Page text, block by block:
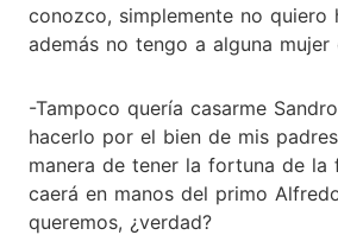
conozco, simplemente no quiero
además no tengo a alguna mujer
-Tampoco quería casarme
hacerlo por el bien de mis
manera de tener la fortuna de la
caerá en manos del primo
queremos, ¿verdad?